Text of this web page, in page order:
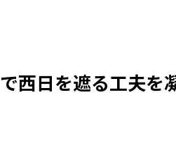
西日を遮る工夫を